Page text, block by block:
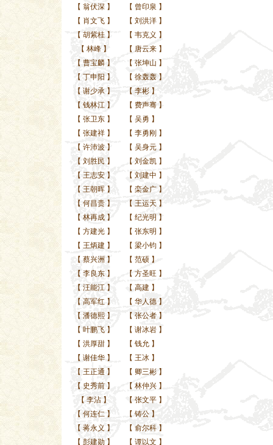
【 翁伏深】 【 曾印泉 】
【 肖文飞】 【 刘洪洋 】
【 胡紫桂】 【 韦克义 】
【 林峰】 【 唐云来 】
【 曹宝麟】 【 张坤山 】
【 丁申阳 】 【 徐轰轰 】
【 谢少承】 【 李彬 】
【 钱林江】 【 费声骞 】
【 张卫东】 【 吴勇 】
【 张建祥】 【 李勇刚 】
【 许沛波】 【 吴身元 】
【 刘胜民 】 【 刘金凯 】
【 王志安】 【 刘建中 】
【 王朝晖】 【 栾金广 】
【 何昌贵】 【 王运天 】
【 林再成】 【 纪光明 】
【 方建光】 【 张东明 】
【 王炳建】 【 梁小钧 】
【 蔡兴洲 】 【 范硕 】
【 李良东】 【 方圣旺 】
【 汪能江】 【 高建 】
【 高军红 】 【 华人德 】
【 潘德熙】 【 张公者 】
【 叶鹏飞】 【 谢冰岩 】
【 洪厚甜】 【 钱允 】
【 谢佳华】 【 王冰 】
【 王正通 】 【 卿三彬 】
【 史秀前】 【 林仲兴 】
【 李沾】 【 张文平 】
【 何连仁】 【 铸公 】
【 蒋永义 】 【 俞尔科 】
【 彭建勋】 【 谭以文 】